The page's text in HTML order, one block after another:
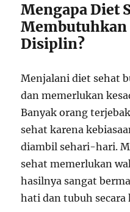
Mengapa Diet
Membutuhkan
Disiplin?
Menjalani diet sehat
dan memerlukan
Banyak orang
sehat karena
diambil sehari-hari.
sehat memerlukan
hasilnya sangat
hati dan tubuh secara